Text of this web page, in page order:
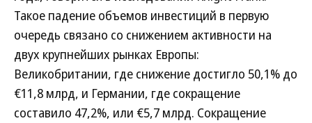
Такое падение объемов инвестиций в первую
очередь связано со снижением активности на
двух крупнейших рынках Европы:
Великобритании, где снижение достигло 50,1% до
€11,8 млрд, и Германии, где сокращение
составило 47,2%, или €5,7 млрд. Сокращение